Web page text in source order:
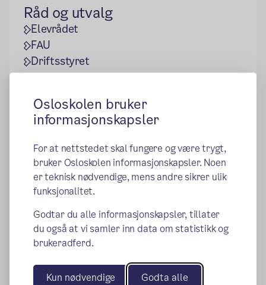
Osloskolen bruker
informasjonskapsler
For at nettstedet skal fungere og være trygt,
bruker Osloskolen informasjonskapsler. Noen
er teknisk nødvendige, mens andre sikrer ulik
funksjonalitet.
Godtar du alle informasjonskapsler, tillater
du også at vi samler inn data om statistikk og
brukeradferd.
Kun nødvendige Godta alle
Råd og utvalg
Elevrådet
FAU
Driftsstyret
SMU
Lån og leie av lokaler
Utlån og utleie av lokaler
Jobb på Lilleborg skole
Ledige stillinger